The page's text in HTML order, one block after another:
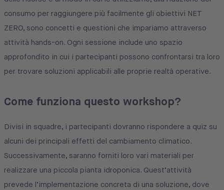
consumo per raggiungere più facilmente gli obiettivi NET
ZERO, sono concetti e questioni che impariamo attraverso
attività hands-on. Ogni sessione include uno spazio
approfondito in cui i partecipanti possono confrontarsi tra loro
per trovare soluzioni applicabili alle proprie realtà operative.
Come funziona questo workshop?
Divisi in squadre, i partecipanti dovranno rispondere a quiz su
alcuni dei principali effetti del cambiamento climatico.
Successivamente, saranno forniti loro vari materiali per
realizzare una piccola pianta idroponica. Quest’attività
prevede l’implementazione concreta di una soluzione, dove